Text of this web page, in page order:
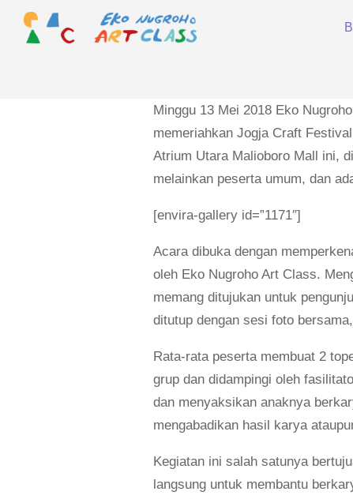
content
Minggu 13 Mei 2018 Eko
memeriahkan Jogja Craft
Atrium Utara Malioboro Mall ini,
melainkan peserta umum, dan
[envira-gallery id=”1171″]
Acara dibuka dengan
oleh Eko Nugroho Art Class.
memang ditujukan untuk
ditutup dengan sesi foto
Rata-rata peserta membuat 2
grup dan didampingi oleh
dan menyaksikan anaknya
mengabadikan hasil karya
Kegiatan ini salah satunya
langsung untuk membantu